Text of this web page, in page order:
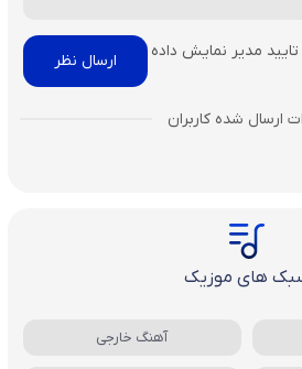
مدیر نمایش داده
های موزیک
آهنگ خارجی